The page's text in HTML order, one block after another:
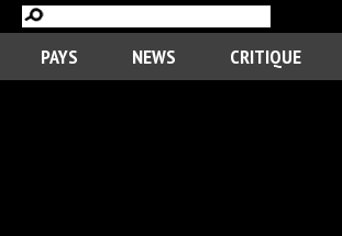
PAYS NEWS CRITIQUE